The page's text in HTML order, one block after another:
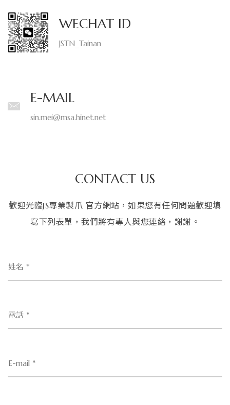
頭
羊
WECHAT ID
JSTN_Tainan
E-MAIL
sin.mei@msa.hinet.net
CONTACT US
歡迎光臨JS專業製爪 官方網站，如果您有任何問題歡迎填
寫下列表單，我們將有專人與您連絡，謝謝。